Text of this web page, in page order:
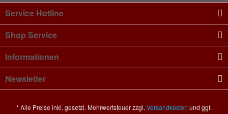
Service Hotline
Shop Service
Informationen
Newsletter
* Alle Preise inkl. gesetzl. Mehrwertsteuer zzgl. Versandkosten und ggf.